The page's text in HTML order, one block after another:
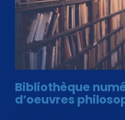
Bibliothèque
d’oeuvres